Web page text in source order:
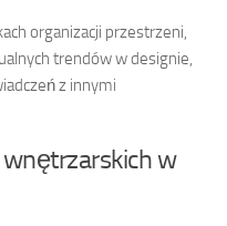
organizacji przestrzeni,
trendów w designie,
z innymi
w